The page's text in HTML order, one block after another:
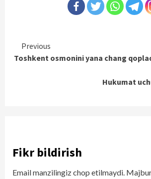
Continue
Reading
Previous
Toshkent osmonini yana chang
Hukumat
Fikr bildirish
Email manzilingiz chop etilmaydi.